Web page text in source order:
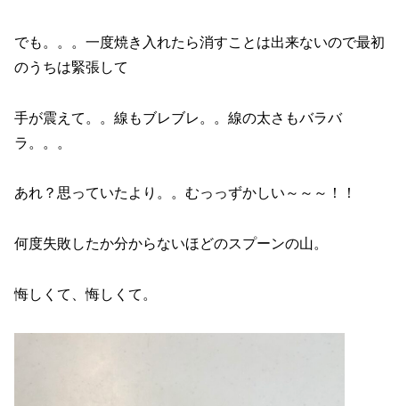
でも。。。一度焼き入れたら消すことは出来ないので最初
のうちは緊張して
手が震えて。。線もブレブレ。。線の太さもバラバ
ラ。。。
あれ？思っていたより。。むっっずかしい～～～！！
何度失敗したか分からないほどのスプーンの山。
悔しくて、悔しくて。